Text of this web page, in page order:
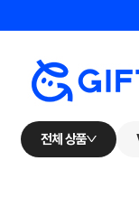
전체 상품